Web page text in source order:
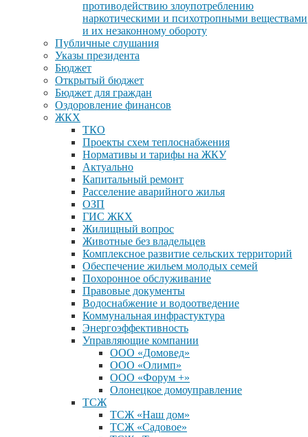
противодействию злоупотреблению
наркотическими и психотропными веществами
и их незаконному обороту
Публичные слушания
Указы президента
Бюджет
Открытый бюджет
Бюджет для граждан
Оздоровление финансов
ЖКХ
ТКО
Проекты схем теплоснабжения
Нормативы и тарифы на ЖКУ
Актуально
Капитальный ремонт
Расселение аварийного жилья
ОЗП
ГИС ЖКХ
Жилищный вопрос
Животные без владельцев
Комплексное развитие сельских территорий
Обеспечение жильем молодых семей
Похоронное обслуживание
Правовые документы
Водоснабжение и водоотведение
Коммунальная инфрастуктура
Энергоэффективность
Управляющие компании
ООО «Домовед»
ООО «Олимп»
ООО «Форум +»
Олонецкое домоуправление
ТСЖ
ТСЖ «Наш дом»
ТСЖ «Садовое»